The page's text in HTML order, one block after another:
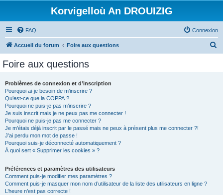
Korvigelloù An DROUIZIG
FAQ Connexion
Accueil du forum Foire aux questions
Foire aux questions
Problèmes de connexion et d’inscription
Pourquoi ai-je besoin de m’inscrire ?
Qu’est-ce que la COPPA ?
Pourquoi ne puis-je pas m’inscrire ?
Je suis inscrit mais je ne peux pas me connecter !
Pourquoi ne puis-je pas me connecter ?
Je m’étais déjà inscrit par le passé mais ne peux à présent plus me connecter ?!
J’ai perdu mon mot de passe !
Pourquoi suis-je déconnecté automatiquement ?
À quoi sert « Supprimer les cookies » ?
Préférences et paramètres des utilisateurs
Comment puis-je modifier mes paramètres ?
Comment puis-je masquer mon nom d’utilisateur de la liste des utilisateurs en ligne ?
L’heure n’est pas correcte !